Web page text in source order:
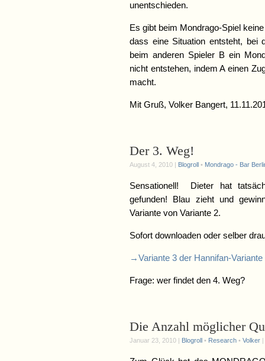
unentschieden.
Es gibt beim Mondrago-Spiel
dass eine Situation entsteht, bei
beim anderen Spieler B ein
nicht entstehen, indem A einen
macht.
Mit Gruß, Volker Bangert,
Der 3. Weg!
August 4, 2010 | Blogroll • Mondrago - Bar
Sensationell! Dieter hat
gefunden! Blau zieht und
Variante von Variante 2.
Sofort downloaden oder selber
→Variante 3 der Hannifan-Variante
Frage: wer findet den 4. Weg?
Die Anzahl möglicher
Januar 23, 2010 | Blogroll • Research • Volker |